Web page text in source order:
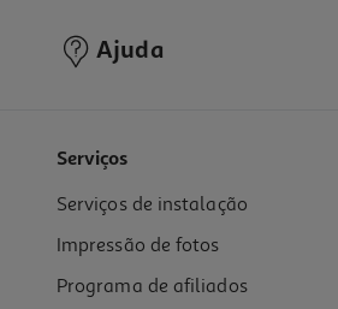
Ajuda
Serviços
Serviços de instalação
Impressão de fotos
Programa de afiliados